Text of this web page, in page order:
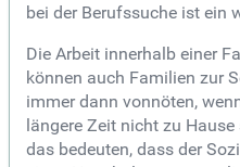
bei der Berufssuche ist ein
Die Arbeit innerhalb einer
können auch Familien zur
immer dann vonnöten,
längere Zeit nicht zu
das bedeuten, dass der